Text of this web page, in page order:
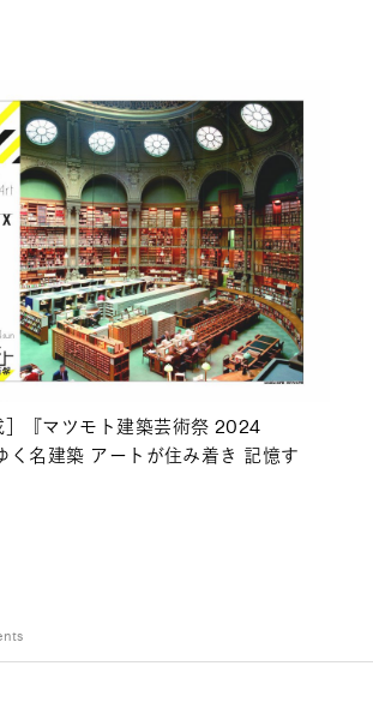
］『マツモト建築芸術祭 2024
く名建築 アートが住み着き 記憶す